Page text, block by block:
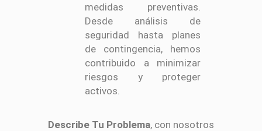
medidas preventivas.
Desde análisis de
seguridad hasta planes
de contingencia, hemos
contribuido a minimizar
riesgos y proteger
activos.
Describe Tu Problema, con nosotros